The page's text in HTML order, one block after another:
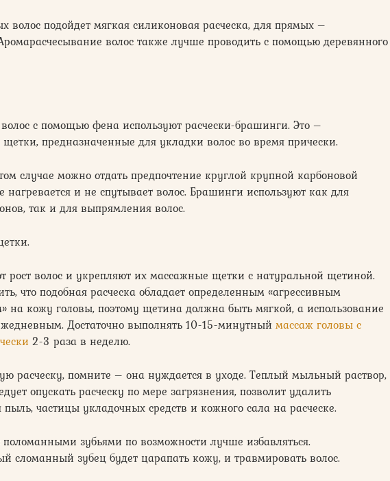
волос подойдет мягкая силиконовая расческа, для прямых –
волос также лучше проводить с помощью деревянного
с помощью фена используют расчески-брашинги. Это –
предназначенные для укладки волос во время прически.
случае можно отдать предпочтение круглой крупной карбоновой
нагревается и не спутывает волос. Брашинги используют как для
так и для выпрямления волос.
рост волос и укрепляют их массажные щетки с натуральной щетиной.
что подобная расческа обладает определенным «агрессивным
на кожу головы, поэтому щетина должна быть мягкой, а использование
Достаточно выполнять 10-15-минутный массаж головы с
2-3 раза в неделю.
расческу, помните – она нуждается в уходе. Теплый мыльный раствор,
опускать расческу по мере загрязнения, позволит удалить
частицы укладочных средств и кожного сала на расческе.
поломанными зубьями по возможности лучше избавляться.
сломанный зубец будет царапать кожу, и травмировать волос.